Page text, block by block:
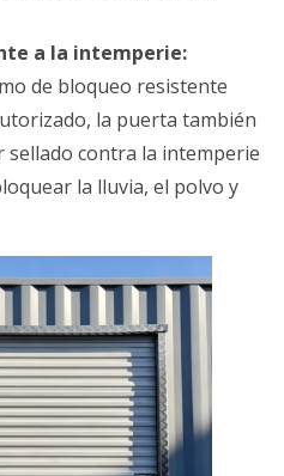
a la intemperie:
de bloqueo resistente
la puerta también
contra la intemperie
la lluvia, el polvo y